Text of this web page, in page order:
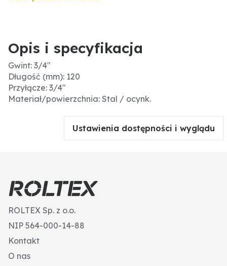
Opis i specyfikacja
Gwint: 3/4"
Długość (mm): 120
Przyłącze: 3/4"
Materiał/powierzchnia: Stal / ocynk.
Ustawienia dostępności i wyglądu
ROLTEX Sp. z o.o.
NIP 564-000-14-88
Kontakt
O nas